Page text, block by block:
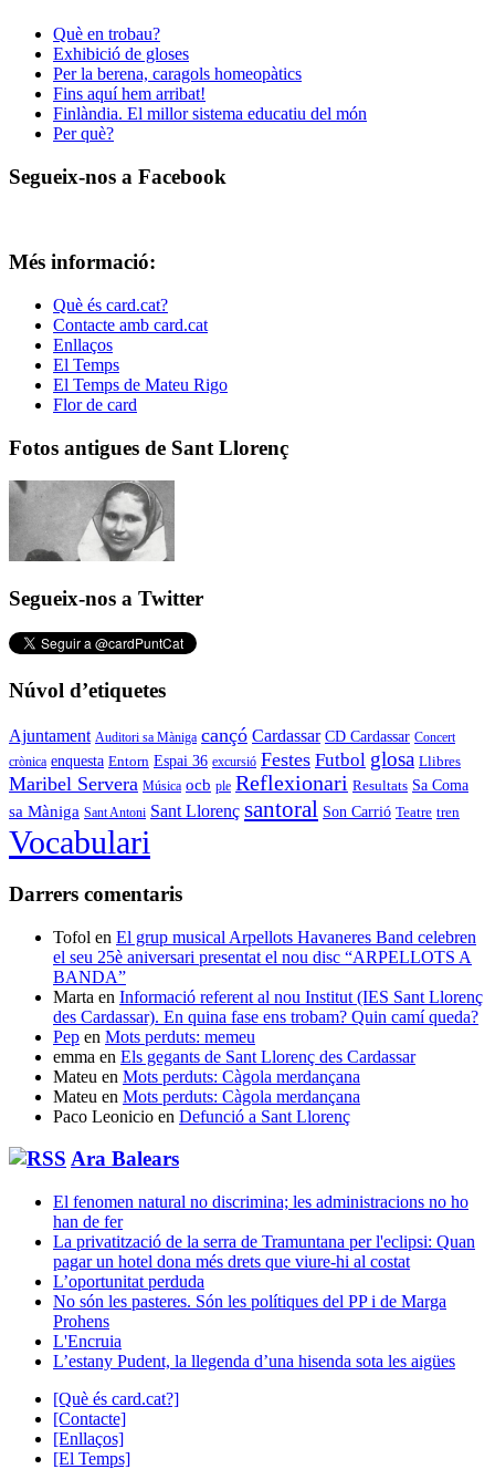
Què en trobau?
Exhibició de gloses
Per la berena, caragols homeopàtics
Fins aquí hem arribat!
Finlàndia. El millor sistema educatiu del món
Per què?
Segueix-nos a Facebook
Més informació:
Què és card.cat?
Contacte amb card.cat
Enllaços
El Temps
El Temps de Mateu Rigo
Flor de card
Fotos antigues de Sant Llorenç
Segueix-nos a Twitter
Núvol d’etiquetes
Ajuntament Auditori sa Màniga cançó Cardassar CD Cardassar Concert
crònica enquesta Entorn Espai 36 excursió Festes Futbol glosa Llibres
Maribel Servera Música ocb ple Reflexionari Resultats Sa Coma
sa Màniga Sant Antoni Sant Llorenç santoral Son Carrió Teatre tren
Vocabulari
Darrers comentaris
Tofol en El grup musical Arpellots Havaneres Band celebren
el seu 25è aniversari presentat el nou disc “ARPELLOTS A
BANDA”
Marta en Informació referent al nou Institut (IES Sant Llorenç
des Cardassar). En quina fase ens trobam? Quin camí queda?
Pep en Mots perduts: memeu
emma en Els gegants de Sant Llorenç des Cardassar
Mateu en Mots perduts: Càgola merdançana
Mateu en Mots perduts: Càgola merdançana
Paco Leonicio en Defunció a Sant Llorenç
Ara Balears
El fenomen natural no discrimina; les administracions no ho
han de fer
La privatització de la serra de Tramuntana per l'eclipsi: Quan
pagar un hotel dona més drets que viure-hi al costat
L’oportunitat perduda
No són les pasteres. Són les polítiques del PP i de Marga
Prohens
L'Encruia
L’estany Pudent, la llegenda d’una hisenda sota les aigües
[Què és card.cat?]
[Contacte]
[Enllaços]
[El Temps]